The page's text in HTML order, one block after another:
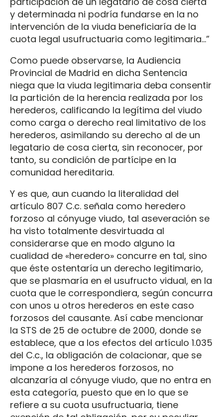
y determinada ni podría fundarse en la no
intervención de la viuda beneficiaría de la
cuota legal usufructuaria como legitimaria…”
Como puede observarse, la Audiencia
Provincial de Madrid en dicha Sentencia
niega que la viuda legitimaria deba consentir
la partición de la herencia realizada por los
herederos, calificando la legítima del viudo
como carga o derecho real limitativo de los
herederos, asimilando su derecho al de un
legatario de cosa cierta, sin reconocer, por
tanto, su condición de partícipe en la
comunidad hereditaria.
Y es que, aun cuando la literalidad del
artículo 807 C.c. señala como heredero
forzoso al cónyuge viudo, tal aseveración se
ha visto totalmente desvirtuada al
considerarse que en modo alguno la
cualidad de «heredero» concurre en tal, sino
que éste ostentaría un derecho legitimario,
que se plasmaría en el usufructo vidual, en la
cuota que le correspondiera, según concurra
con unos u otros herederos en este caso
forzosos del causante. Así cabe mencionar
la STS de 25 de octubre de 2000, donde se
establece, que a los efectos del artículo 1.035
del C.c., la obligación de colacionar, que se
impone a los herederos forzosos, no
alcanzaría al cónyuge viudo, que no entra en
esta categoría, puesto que en lo que se
refiere a su cuota usufructuaria, tiene